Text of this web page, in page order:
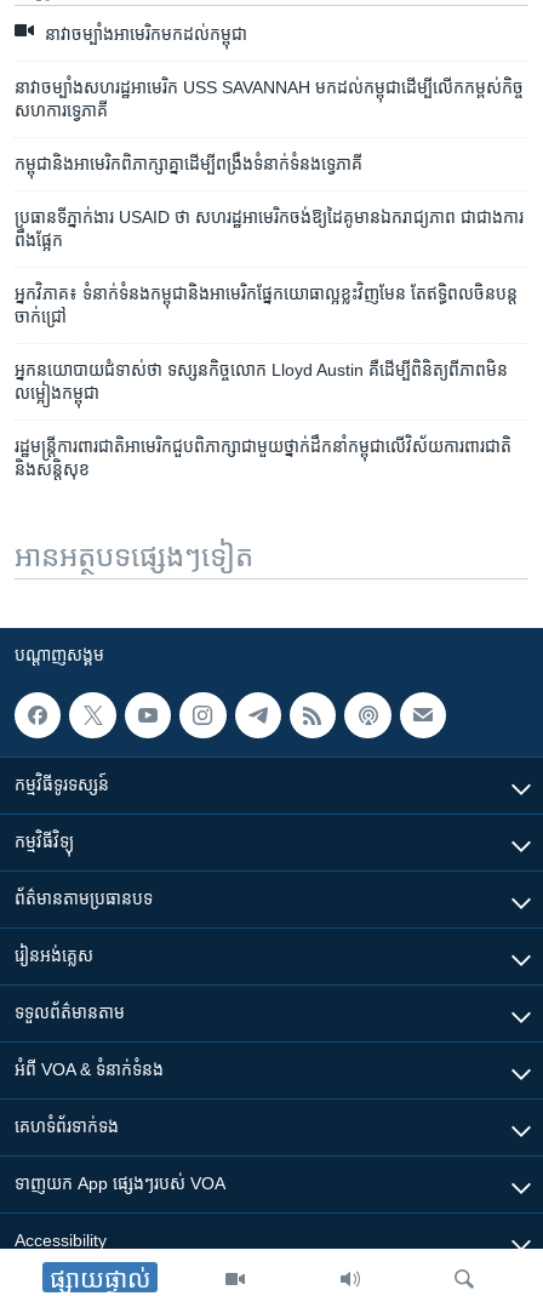
ផ្សាយផ្ទាល់
នាវា​ចម្បាំង​អាមេរិក​មក​ដល់​កម្ពុជា
នាវា​ចម្បាំង​សហរដ្ឋអាមេរិក USS SAVANNAH មក​ដល់​កម្ពុជា​ដើម្បី​លើក​កម្ពស់​កិច្ច
សហការ​ទ្វេភាគី
កម្ពុជា​និង​អាមេរិក​ពិភាក្សាគ្នា​ដើម្បី​ពង្រឹង​ទំនាក់​ទំនង​ទ្វេភាគី
ប្រធាន​ទីភ្នាក់ងារ USAID ថា សហរដ្ឋ​អាមេរិក​ចង់ឱ្យ​ដៃគូ​មាន​ឯករាជ្យភាព ជាជាង​ការ​
ពឹង​ផ្អែក
អ្នកវិភាគ៖ ទំនាក់ទំនង​កម្ពុជា​និង​អាមេរិក​ផ្នែក​យោធា​ល្អ​ខ្លះ​វិញ​មែន តែ​ឥទ្ធិពល​ចិន​បន្ត​
ចាក់​ជ្រៅ
អ្នកនយោបាយ​ជំទាស់​ថា ទស្សនកិច្ច​លោក Lloyd Austin គឺ​ដើម្បី​ពិនិត្យ​ពី​ភាព​មិន​
លម្អៀង​កម្ពុជា
រដ្ឋ​មន្ត្រី​ការពារជាតិ​អាមេរិក​ជួប​ពិភាក្សា​ជាមួយ​ថ្នាក់​ដឹកនាំ​កម្ពុជា​លើ​វិស័យ​ការពារ​ជាតិ​
និង​សន្តិសុខ
អានអត្ថបទផ្សេងៗទៀត
បណ្តាញ​សង្គម
កម្មវិធី​ទូរទស្សន៍
កម្មវិធី​វិទ្យុ
ព័ត៌មាន​តាមប្រធានបទ​
រៀន​​អង់គ្លេស
ទទួល​ព័ត៌មាន​តាម
អំពី​ VOA & ទំនាក់ទំនង
គេហទំព័រ​​ទាក់ទង
ទាញយក​ App ផ្សេងៗ​របស់​ VOA
Accessibility